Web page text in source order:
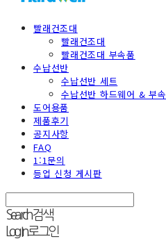
빨래건조대
빨래건조대
빨래건조대 부속품
수납선반
수납선반 세트
수납선반 하드웨어 & 부속
도어용품
제품후기
공지사항
FAQ
1:1문의
등업 신청 게시판
Search검색
Log In로그인